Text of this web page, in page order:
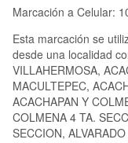
Marcación a Celular:
Esta marcación se
desde una localidad
VILLAHERMOSA,
MACULTEPEC,
ACACHAPAN Y
COLMENA 4 TA.
SECCION,